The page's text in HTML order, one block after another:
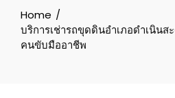
Home
บริการเช่ารถขุดดินอำเภอดำเนิน
คนขับมืออาชีพ